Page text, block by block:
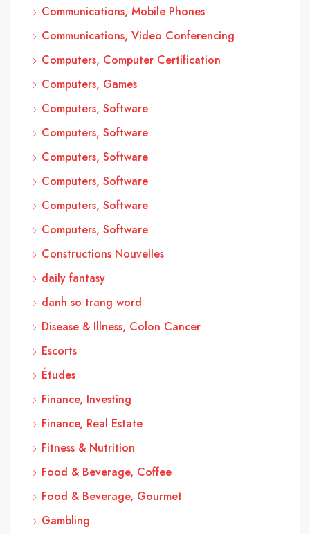
Communications, Mobile Phones
Communications, Video Conferencing
Computers, Computer Certification
Computers, Games
Computers, Software
Computers, Software
Computers, Software
Computers, Software
Computers, Software
Computers, Software
Constructions Nouvelles
daily fantasy
danh so trang word
Disease & Illness, Colon Cancer
Escorts
Études
Finance, Investing
Finance, Real Estate
Fitness & Nutrition
Food & Beverage, Coffee
Food & Beverage, Gourmet
Gambling